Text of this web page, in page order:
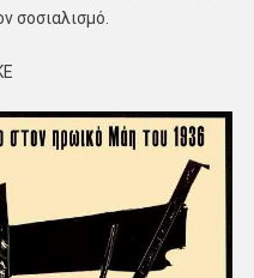
σοσιαλισμό.